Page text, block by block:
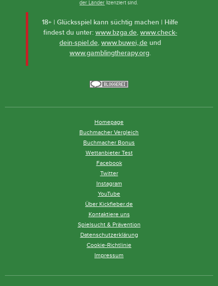
der Länder lizenziert sind.
18+ | Glücksspiel kann süchtig machen | Hilfe
findest du unter: www.bzga.de, www.check-
dein-spiel.de, www.buwei,.deund
www.gamblingtherapy.org.
Homepage
Buchmacher Vergleich
Buchmacher Bonus
Wettanbieter Test
Facebook
Twitter
Instagram
YouTube
Über Kickfieber.de
Kontaktiere uns
Spielsucht & Prävention
Datenschutzerklärung
Cookie-Richtlinie
Impressum